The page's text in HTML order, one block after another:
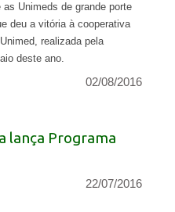
Unimeds de grande porte
deu a vitória à cooperativa
realizada pela
deste ano.
02/08/2016
lança Programa
22/07/2016